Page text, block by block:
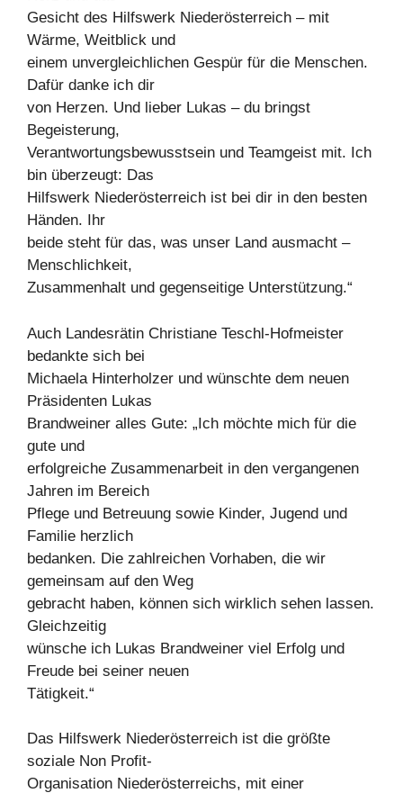
Gesicht des Hilfswerk Niederösterreich – mit
Wärme, Weitblick und
einem unvergleichlichen Gespür für die Menschen.
Dafür danke ich dir
von Herzen. Und lieber Lukas – du bringst
Begeisterung,
Verantwortungsbewusstsein und Teamgeist mit. Ich
bin überzeugt: Das
Hilfswerk Niederösterreich ist bei dir in den besten
Händen. Ihr
beide steht für das, was unser Land ausmacht –
Menschlichkeit,
Zusammenhalt und gegenseitige Unterstützung.“
Auch Landesrätin Christiane Teschl-Hofmeister
bedankte sich bei
Michaela Hinterholzer und wünschte dem neuen
Präsidenten Lukas
Brandweiner alles Gute: „Ich möchte mich für die
gute und
erfolgreiche Zusammenarbeit in den vergangenen
Jahren im Bereich
Pflege und Betreuung sowie Kinder, Jugend und
Familie herzlich
bedanken. Die zahlreichen Vorhaben, die wir
gemeinsam auf den Weg
gebracht haben, können sich wirklich sehen lassen.
Gleichzeitig
wünsche ich Lukas Brandweiner viel Erfolg und
Freude bei seiner neuen
Tätigkeit.“
Das Hilfswerk Niederösterreich ist die größte
soziale Non Profit-
Organisation Niederösterreichs, mit einer